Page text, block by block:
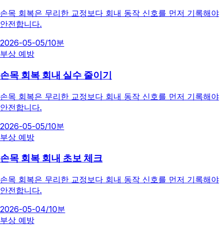
손목 회복은 무리한 교정보다 회내 동작 신호를 먼저 기록해야
안전합니다.
2026-05-05/10분
부상 예방
손목 회복 회내 실수 줄이기
손목 회복은 무리한 교정보다 회내 동작 신호를 먼저 기록해야
안전합니다.
2026-05-05/10분
부상 예방
손목 회복 회내 초보 체크
손목 회복은 무리한 교정보다 회내 동작 신호를 먼저 기록해야
안전합니다.
2026-05-04/10분
부상 예방